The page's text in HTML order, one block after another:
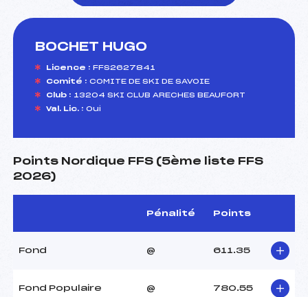
BOCHET HUGO
Licence : FFS2627841
Comité : COMITE DE SKI DE SAVOIE
Club : 13204 SKI CLUB ARECHES BEAUFORT
Val. Lic. : Oui
Points Nordique FFS (5ème liste FFS
2026)
Pénalité Points
Fond @ 611.35
Fond Populaire @ 780.55